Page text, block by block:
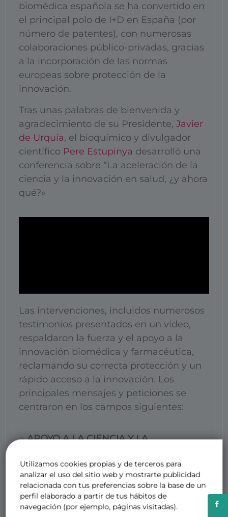
biomédica española se ha convertido en
el principal polo de I+D en España (por
número de patentes), con numerosas
colaboraciones público-privadas, gracias
a la incorporación de las normas
europeas sobre protección de la
innovación.
Tras unas palabras de bienvenida y
agradecimiento de su Presidente, Javier
de Urquía, el bioquímico y divulgador
científico Pere Estupinya desarrolló una
conferencia sobre “La aceleración de la
ciencia y la innovación en salud, ¿y ahora
qué?»
Las intervenciones, incluidos numerosos
testimonios presentados en un vídeo,
respaldaron la fuerza y el apoyo a la
innovación biomédica y farmacéutica,
reclamando su correcta protección y un
rápido acceso a la innovación. Los
principales mensajes y peticiones se
centraron en los campos siguientes:
▷APOYO A LA CIENCIA Y LA
propicio a la investigación general y a la
investigación en salud: para producir
vacunas, tratamientos o curas que
mejoren la salud de los pacientes.
Utilizamos cookies propias y de terceros para
analizar el uso del sitio web y mostrarte publicidad
relacionada con tus preferencias sobre la base de un
perfil elaborado a partir de tus hábitos de
navegación (por ejemplo, páginas visitadas).